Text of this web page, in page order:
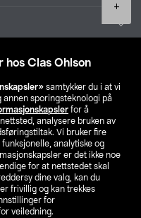
hos Clas Ohlson
samtykker du i at vi
annen sporingsteknologi på
for å
analysere bruken av
Vi bruker fire
analytiske og
er det ikke noe
for at nettstedet skal
dine valg, kan du
frivillig og kan trekkes
for
veiledning.
+
FI